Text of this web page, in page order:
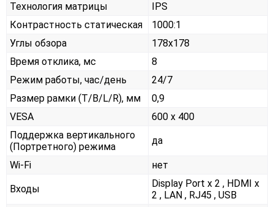
Технология матрицы
IPS
Контрастность статическая
1000:1
Углы обзора
178x178
Время отклика, мс
8
Режим работы, час/день
24/7
Размер рамки (T/B/L/R), мм
0,9
VESA
600 x 400
Поддержка вертикального
(Портретного) режима
да
Wi-Fi нет
Входы
Display Port x 2 , HDMI x
2 , LAN , RJ45 , USB